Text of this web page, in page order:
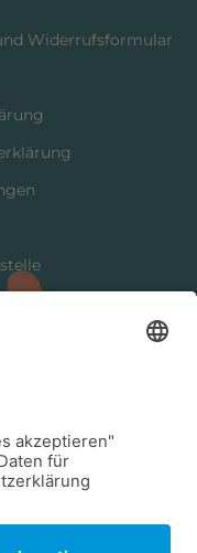
Widerrufsformular